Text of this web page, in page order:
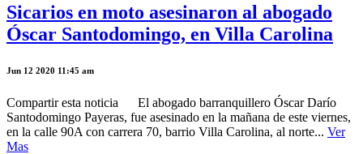
Sicarios en moto asesinaron al abogado
Óscar Santodomingo, en Villa Carolina
Jun 12 2020 11:45 am
Compartir esta noticia El abogado barranquillero Óscar Darío
Santodomingo Payeras, fue asesinado en la mañana de este viernes,
en la calle 90A con carrera 70, barrio Villa Carolina, al norte... Ver
Mas